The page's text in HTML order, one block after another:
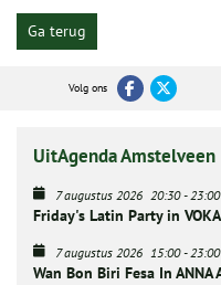
Ga terug
Volg ons
UitAgenda Amstelveen
7 augustus 2026 20:30-23:00
Friday's Latin Party in
7 augustus 2026 15:00-23:00
Wan Bon Biri Fesa In ANNA